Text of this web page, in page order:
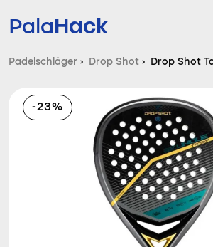
PalaHack
Fragen und
Vergleich
Padelschläger › Drop Shot › Drop Shot
-23%